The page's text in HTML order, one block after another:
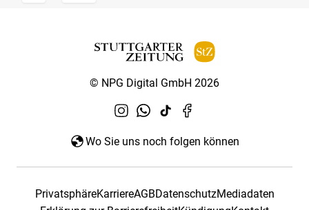
© NPG Digital GmbH 2026
Wo Sie uns noch folgen können
PrivatsphäreKarriereAGBDatenschutzMediadaten